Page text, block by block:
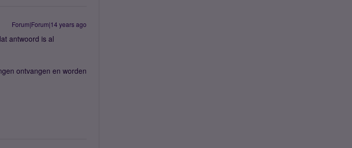
Forum|Forum|14 years ago
antwoord is al
ontvangen en worden